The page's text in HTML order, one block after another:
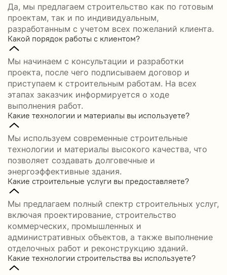
Да, мы предлагаем строительство как по готовым
проектам, так и по индивидуальным,
разработанным с учетом всех пожеланий клиента.
Какой порядок работы с клиентом?
Мы начинаем с консультации и разработки
проекта, после чего подписываем договор и
приступаем к строительным работам. На всех
этапах заказчик информируется о ходе
выполнения работ.
Какие технологии и материалы вы используете?
Мы используем современные строительные
технологии и материалы высокого качества, что
позволяет создавать долговечные и
энергоэффективные здания.
Какие строительные услуги вы предоставляете?
Мы предлагаем полный спектр строительных услуг,
включая проектирование, строительство
коммерческих, промышленных и
административных объектов, а также выполнение
отделочных работ и реконструкцию зданий.
Какие технологии строительства вы используете?